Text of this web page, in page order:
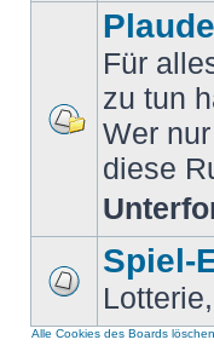
Für
zu tun
Wer
diese
Spiel-
Alle Cookies des Boards löschen